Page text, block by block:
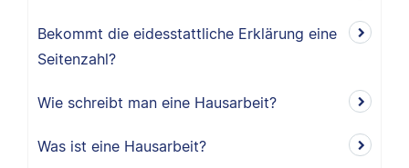
Bekommt die eidesstattliche Erklärung eine
Seitenzahl?
Wie schreibt man eine Hausarbeit?
Was ist eine Hausarbeit?